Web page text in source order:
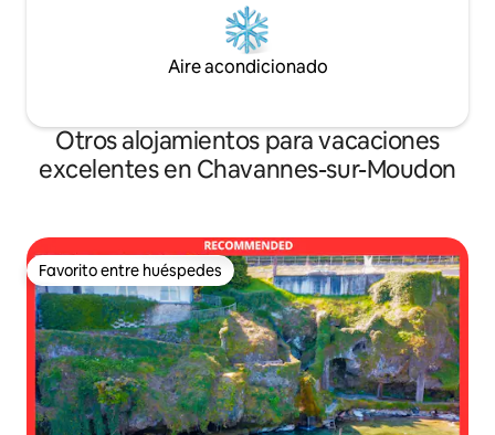
Aire acondicionado
Otros alojamientos para vacaciones
excelentes en Chavannes-sur-Moudon
Favorito entre huéspedes
Favorito entre huéspedes